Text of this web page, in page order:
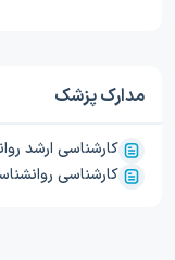
مدارک پزشک
کارشناسی ارشد
کارشناسی